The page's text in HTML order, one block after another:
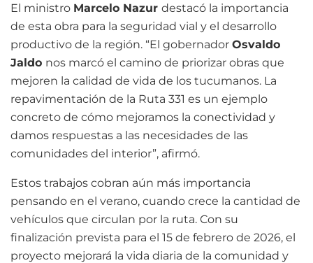
El ministro Marcelo Nazur destacó la importancia
de esta obra para la seguridad vial y el desarrollo
productivo de la región. “El gobernador Osvaldo
Jaldo nos marcó el camino de priorizar obras que
mejoren la calidad de vida de los tucumanos. La
repavimentación de la Ruta 331 es un ejemplo
concreto de cómo mejoramos la conectividad y
damos respuestas a las necesidades de las
comunidades del interior”, afirmó.
Estos trabajos cobran aún más importancia
pensando en el verano, cuando crece la cantidad de
vehículos que circulan por la ruta. Con su
finalización prevista para el 15 de febrero de 2026, el
proyecto mejorará la vida diaria de la comunidad y